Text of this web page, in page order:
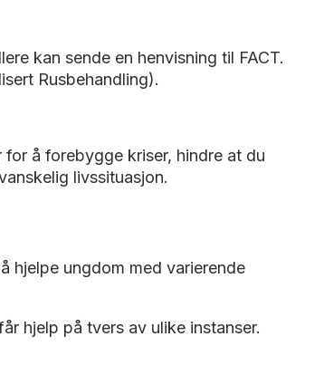
kan sende en henvisning til FACT.
Rusbehandling).
å forebygge kriser, hindre at du
livssituasjon.
hjelpe ungdom med varierende
hjelp på tvers av ulike instanser.